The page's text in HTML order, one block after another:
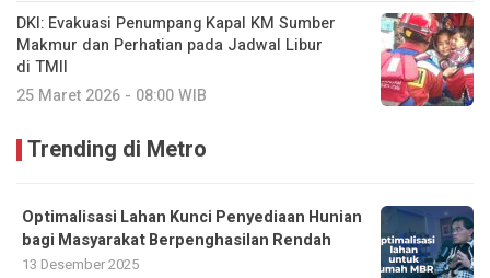
DKI: Evakuasi Penumpang Kapal KM Sumber
Makmur dan Perhatian pada Jadwal Libur
di TMII
25 Maret 2026 - 08:00 WIB
Trending di Metro
Optimalisasi Lahan Kunci Penyediaan Hunian
bagi Masyarakat Berpenghasilan Rendah
13 Desember 2025